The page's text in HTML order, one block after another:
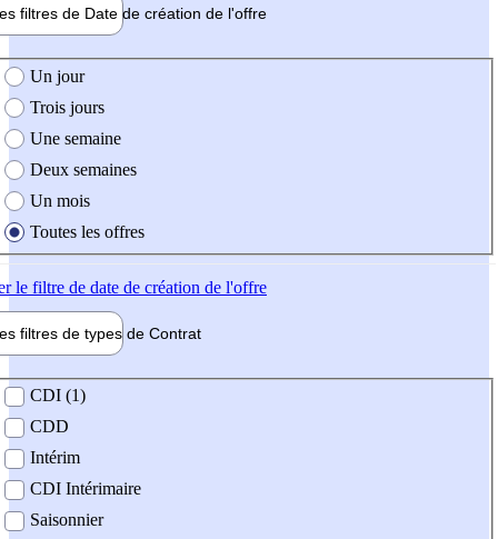
filtres de Date de création de l'offre
création de l'offre
Un jour
Trois jours
Une semaine
Deux semaines
Un mois
Toutes les offres
le filtre de date de création de l'offre
filtres de types de Contrat
contrat
CDI (1)
CDD
Intérim
CDI Intérimaire
Saisonnier